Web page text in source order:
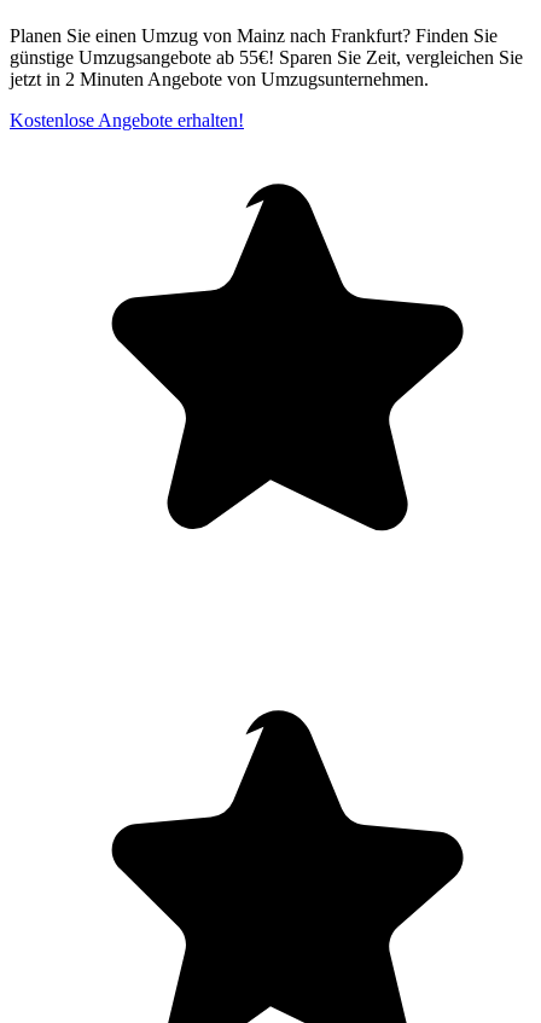
Planen Sie einen Umzug von Mainz nach Frankfurt? Finden Sie
günstige Umzugsangebote ab 55€! Sparen Sie Zeit, vergleichen Sie
jetzt in 2 Minuten Angebote von Umzugsunternehmen.
Kostenlose Angebote erhalten!